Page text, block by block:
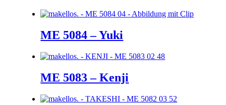
ME 5084 – Yuki
ME 5083 – Kenji